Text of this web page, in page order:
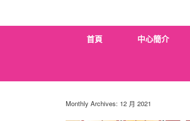
首頁 中心簡介
Monthly Archives: 12 月 2021